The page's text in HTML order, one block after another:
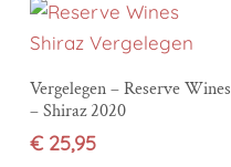
In den Warenkorb
Vergelegen – Reserve Wines
– Shiraz 2020
€25,95